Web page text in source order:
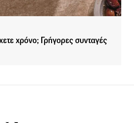
χρόνο; Γρήγορες συνταγές